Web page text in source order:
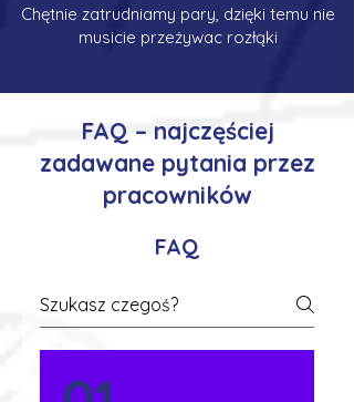
Chętnie zatrudniamy pary, dzięki temu nie
musicie przeżywac rozłąki
FAQ – najczęściej
zadawane pytania przez
pracowników
FAQ